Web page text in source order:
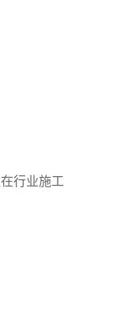
行业施工